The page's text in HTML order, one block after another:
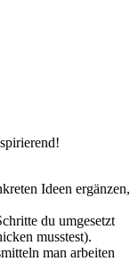
Ideen ergänzen,
du umgesetzt
musstest).
man arbeiten